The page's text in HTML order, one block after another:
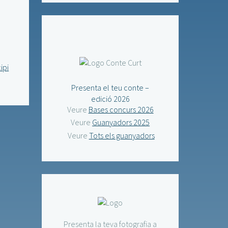
Presenta el teu conte –
edició 2026
Veure Bases concurs 2026
Veure Guanyadors 2025
Veure Tots els guanyadors
Presenta la teva fotografia a